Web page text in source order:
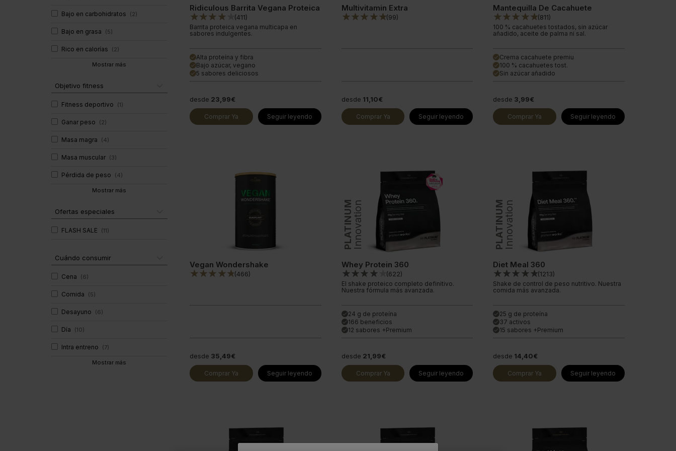
Bajo en carbohidratos (2)
Bajo en grasa (5)
Rico en calorías (2)
Mostrar más
Objetivo fitness
Fitness deportivo (1)
Ganar peso (2)
Masa magra (4)
Masa muscular (3)
Pérdida de peso (4)
Mostrar más
Ofertas especiales
FLASH SALE (11)
Cuándo consumir
Cena (6)
Comida (5)
Desayuno (6)
Día (10)
Intra entreno (7)
Mostrar más
Ridiculous Barrita Vegana Proteica
(411)
Barrita proteica vegana multicapa en
sabores indulgentes.
done Alta proteína y fibra
done Bajo azúcar, vegano
done 5 sabores deliciosos
desde 23,99€
Comprar Ya Seguir leyendo
Multivitamin Extra
(99)
desde 11,10€
Comprar Ya Seguir leyendo
Mantequilla De Cacahuete
(811)
100 % cacahuetes tostados, sin azúcar
añadido, aceite de palma ni sal.
doneCrema cacahuete premiu
done100 % cacahuetes tost.
doneSin azúcar añadido
desde 3,99€
Comprar Ya Seguir leyendo
Vegan Wondershake
(466)
desde 35,49€
Comprar Ya Seguir leyendo
PLATINUMInnovation
Whey Protein 360
(622)
El shake proteico completo definitivo.
Nuestra fórmula más avanzada.
done 24 g de proteína
done 166 beneficios
done 12 sabores +Premium
desde 21,99€
Comprar Ya Seguir leyendo
PLATINUMInnovation
Diet Meal 360
(1213)
Shake de control de peso nutritivo. Nuestra
comida más avanzada.
done25 g de proteína
done37 activos
done15 sabores +Premium
desde 14,40€
Comprar Ya Seguir leyendo